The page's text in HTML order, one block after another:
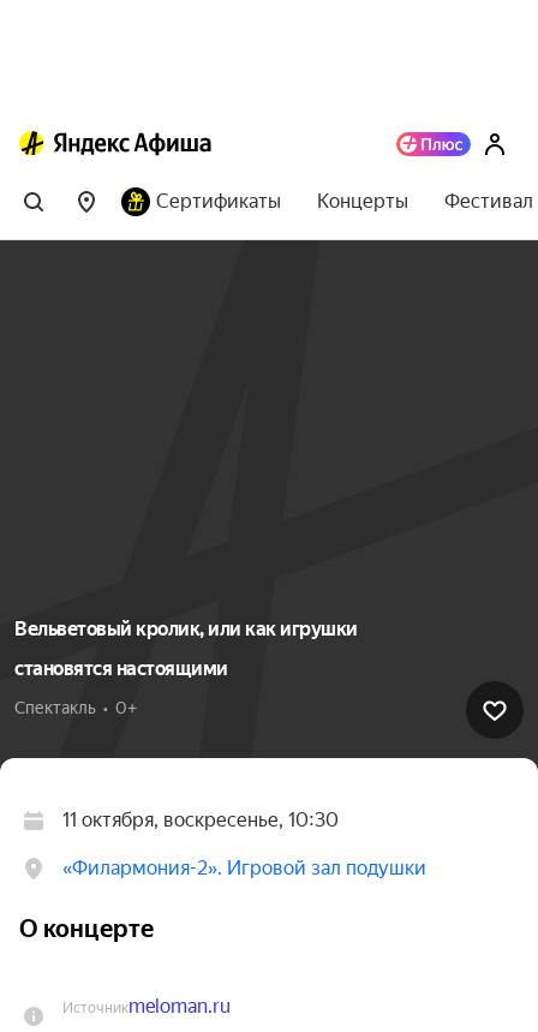
Сертификаты Концерты
Вельветовый кролик, или как игрушки
становятся настоящими
Спектакль  •  0+
11 октября, воскресенье, 10:30
«Филармония-2». Игровой зал подушки
О концерте
Источникmeloman.ru